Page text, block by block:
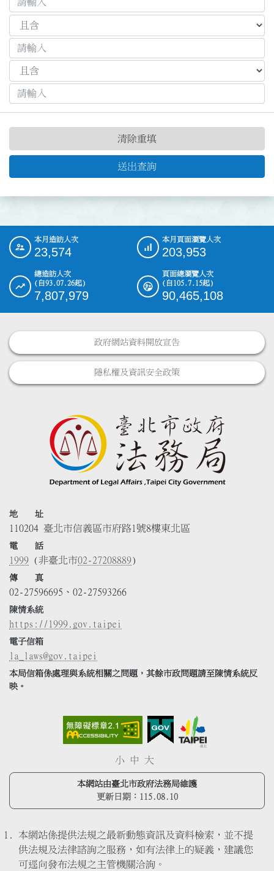
送出查詢
清除重填
::: 本月造訪人次
23,574
本月頁面瀏覽人次
203,953
總造訪人次
(自93.07.26起)
7,807,979
頁面總瀏覽人次
(自105.7.15起)
90,465,108
政府網站資料開放宣告
隱私權及資訊安全政策
地 址
110204 臺北市信義區市府路1號8樓東北區
電 話
1999 (非臺北市02-27208889)
傳 真
02-27596695、02-27593266
陳情系統
https://1999.gov.taipei
電子信箱
la_laws@gov.taipei
本局信箱係處理與系統相關之問題，其餘市政問題請至陳情系統反
映。
小 中 大
本網站由臺北市政府法務局維護
更新日期： 115.08.10
本網站係提供法規之最新動態資訊及資料檢索，並不提
供法規及法律諮詢之服務，如有法律上的疑義，建議您
可逕向發布法規之主管機關洽詢。